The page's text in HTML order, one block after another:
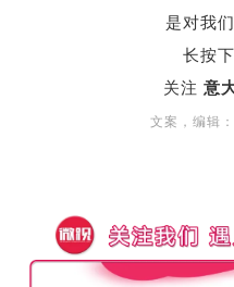
是对我
长按
关注 意
文案，编辑